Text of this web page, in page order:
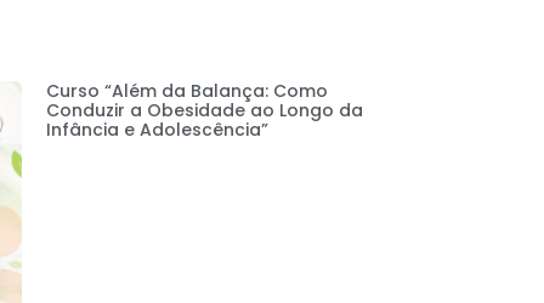
Curso “Além da Balança: Como
Conduzir a Obesidade ao Longo da
Infância e Adolescência”